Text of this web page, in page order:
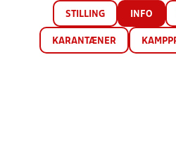
STILLING INFO
KARANTÆNER